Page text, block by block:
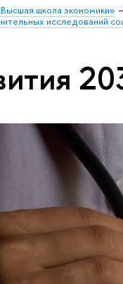
школа экономики»
исследований